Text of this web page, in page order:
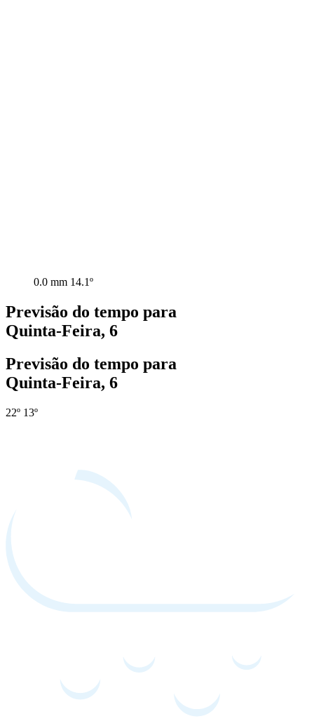
0.0 mm 14.1º
Previsão do tempo para
Quinta-Feira, 6
Previsão do tempo para
Quinta-Feira, 6
22º 13º